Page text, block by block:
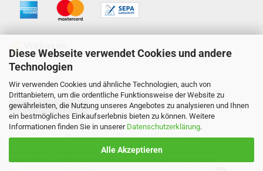
Diese Webseite verwendet Cookies und andere
Technologien
Wir verwenden Cookies und ähnliche Technologien, auch von
Drittanbietern, um die ordentliche Funktionsweise der Website zu
gewährleisten, die Nutzung unseres Angebotes zu analysieren und Ihnen
ein bestmögliches Einkaufserlebnis bieten zu können. Weitere
Informationen finden Sie in unserer Datenschutzerklärung.
Alle Akzeptieren
Vertrag widerrufen
Webshop erstellenmit Gambio.de © 2026
Ausgewählte Top-Bewertungen für www.stemax-wassertechnik.de